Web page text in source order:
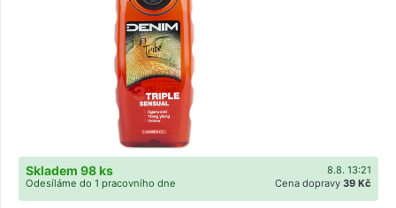
8.8. 13:21
Skladem 98 ks
Cena dopravy 39 Kč
Odesíláme do 1 pracovního dne